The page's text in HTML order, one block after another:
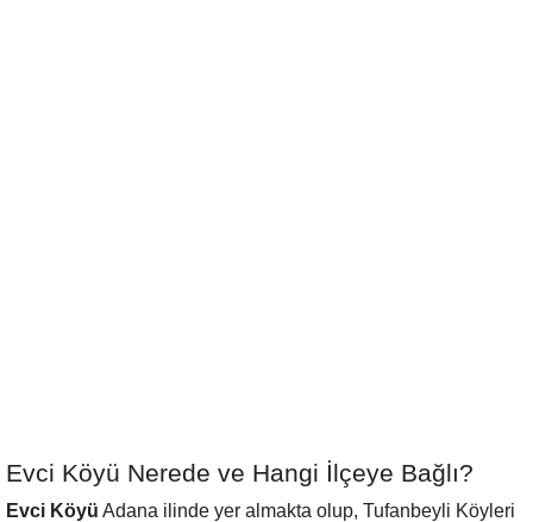
Evci Köyü Nerede ve Hangi İlçeye Bağlı?
Evci Köyü Adana ilinde yer almakta olup, Tufanbeyli Köyleri